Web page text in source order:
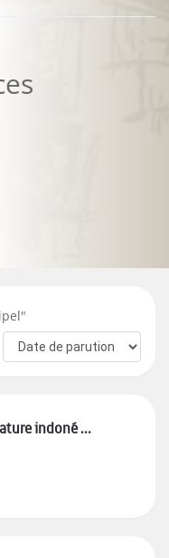
"
indoné ...